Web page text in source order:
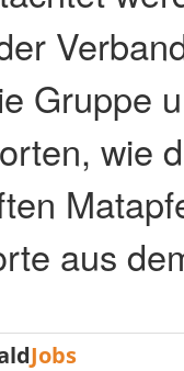
Gruppe
wie
aus
Jobs